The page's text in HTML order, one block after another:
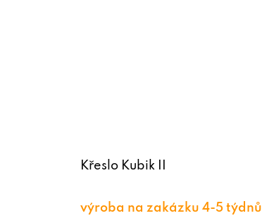
Křeslo Kubik II
výroba na zakázku 4-5 týdnů